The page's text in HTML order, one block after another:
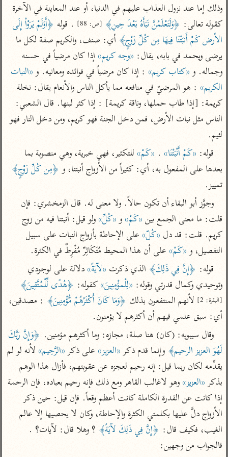
جمع الأقوال
تفسير ابن الجوزي
تفسير الماوردي
منتقاة
تفسير ابن القيم
تفسير ابن تيمية
عامّة
تفسير السمعاني
تفسير مكّي
محاسن التأويل
للقاسمي
تفسير الثعالبي
تفسير السمرقندي
تفسير الثعلبي
تفسير الرازي
أخرى
أضواء البيان
نظم الدرر للبقاعي
لغة وبلاغة
المحرر الوجيز لابن
عطية
حيان
البسيط للواحدي
تفسير أبي السعود
الكشاف للزمخشري
تفسير ابن عثيمين
مركَّزة العبارة
تفسير الجلالين
جامع البيان للإيجي
تفسير البيضاوي
تفسير النسفي
تفسير ابن أبي زمنين
موسوعة التفسير
المأثور
الدر المنثور
تفسير ابن أبي حاتم
تفسير مقاتل
تفسير قتادة
اشترك لتصلك أخبار مشاريعنا
اشترك
تليجرام •تويتر
تعليمات•عن الباحث القرآني
كقوله تعالى: ﴿وَلَتَعْلَمُنَّ نَبَأَهُ بَعْدَ حِينِ﴾ [ص: 88] . قوله
الأرض كَمْ أَنبَتْنَا فِيهَا مِن كُلِّ زَوْجٍ﴾
يرضى ويحمد في بابه، يقال: «وجه كريم»
وجماله. و «كتاب كريم» : إذا كان مرضياً في فوائده ومعانيه. و
الكريم»
الناس مثل نبات الأرض، فمن دخل الجنة فهو كريم، ومن دخل النار فهو
لئيم.
قوله: «كَمْ أَنْبَتْنَا» . «كَمْ»
بعدها على المفعول به، أي: كثيراً من الأزواج أنبتنا، و ﴿مِن كُلِّ زَوْجٍ﴾
تمييز.
قلت: ما معنى الجمع بين «كَمْ» و «كُلِّ»
كريم. قلت: قد دل «كُلّ»
التفصيل، و «كَمْ» على أن هذا المحيط مُتَكَاثِرٌ مُفْرِطٌ في الكثرة.
قوله: ﴿إِنَّ فِي ذَلِكَ﴾ الذي ذكرت «لآيَةً»
وتوحيدي وكمال قدرتي وقوله: «لِلْمؤْمِنِينَ» كقوله: ﴿هُدًى لِّلْمُتَّقِينَ﴾
[البقرة: 2] لأنهم المنتفعون بذلك ﴿وَمَا كَانَ أَكْثَرُهُمْ مُّؤْمِنِينَ﴾
أي: سبق علمي فيهم أن أكثرهم لا يؤمنون.
وقال سيبويه: (كان) هنا صلة، مجازه: وما أكثرهم مؤمنين.
لَهُوَ العزيز الرحيم﴾ وإنما قدم ذكر «العزيز» على ذكر «الرَّحِيم»
بذكر «العزيز»
إذا كانت عن القدرة الكاملة كانت أعظم وقعاً. فإن قيل: حين ذكر
الغيب، فكيف قال: ﴿إِنَّ فِي ذَلِكَ لآيَةً﴾
فالجواب من وجهين: